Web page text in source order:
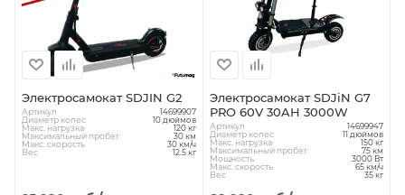
Электросамокат SDJIN G2
Артикул 14699907
Диаметр колес 10 дюймов
Макс. нагрузка 120 кг
Максимальный пробег 30 км
Макс. скорость 30 км/ч
Вес 12.5 кг
Электросамокат SDJiN G7
PRO 60V 30AH 3000W
Артикул 14699947
Диаметр колес 11 дюймов
Макс. нагрузка 150 кг
Максимальный пробег 75 км
Мощность 3000 Вт
Макс. скорость 65 км/ч
Вес 35 кг